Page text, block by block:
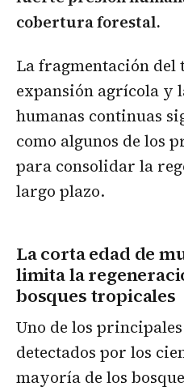
cobertura forestal.
La fragmentación
expansión agrícola y
humanas continuas
como algunos de los
para consolidar la
largo plazo.
La corta edad de
limita la
bosques tropicales
Uno de los
detectados por los
mayoría de los